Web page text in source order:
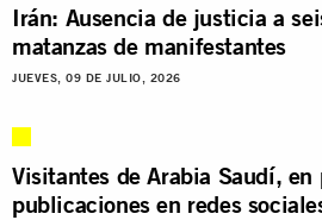
Irán: Ausencia de justicia a
matanzas de manifestantes
JUEVES, 09 DE JULIO, 2026
Visitantes de Arabia Saudí, en
publicaciones en redes